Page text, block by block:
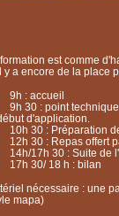
est comme
y a encore de la place
: accueil
30 : point technique
d'application.
30 : Préparation
30 : Repas offert
17h 30 : Suite de
30/ 18 h : bilan
nécessaire : une
mapa)